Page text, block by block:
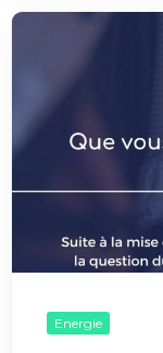
Energie